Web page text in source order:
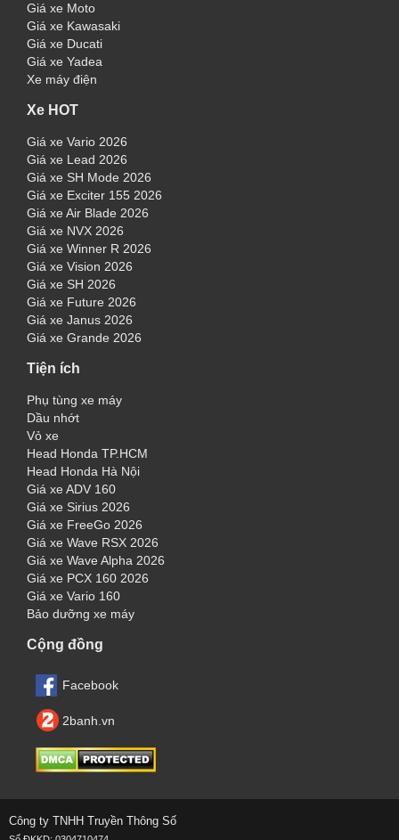
Giá xe Moto
Giá xe Kawasaki
Giá xe Ducati
Giá xe Yadea
Xe máy điện
Xe HOT
Giá xe Vario 2026
Giá xe Lead 2026
Giá xe SH Mode 2026
Giá xe Exciter 155 2026
Giá xe Air Blade 2026
Giá xe NVX 2026
Giá xe Winner R 2026
Giá xe Vision 2026
Giá xe SH 2026
Giá xe Future 2026
Giá xe Janus 2026
Giá xe Grande 2026
Tiện ích
Phụ tùng xe máy
Dầu nhớt
Vỏ xe
Head Honda TP.HCM
Head Honda Hà Nội
Giá xe ADV 160
Giá xe Sirius 2026
Giá xe FreeGo 2026
Giá xe Wave RSX 2026
Giá xe Wave Alpha 2026
Giá xe PCX 160 2026
Giá xe Vario 160
Bảo dưỡng xe máy
Cộng đồng
Facebook
2banh.vn
Công ty TNHH Truyền Thông Số